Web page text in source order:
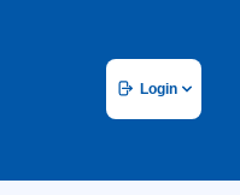
Login